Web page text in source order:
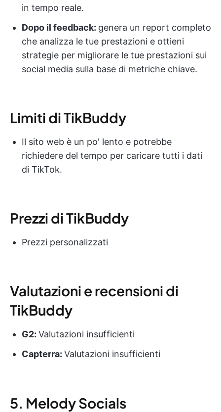
in tempo reale.
Dopo il feedback: genera un report completo
che analizza le tue prestazioni e ottieni
strategie per migliorare le tue prestazioni sui
social media sulla base di metriche chiave.
Limiti di TikBuddy
Il sito web è un po' lento e potrebbe
richiedere del tempo per caricare tutti i dati
di TikTok.
Prezzi di TikBuddy
Prezzi personalizzati
Valutazioni e recensioni di
TikBuddy
G2: Valutazioni insufficienti
Capterra: Valutazioni insufficienti
5. Melody Socials